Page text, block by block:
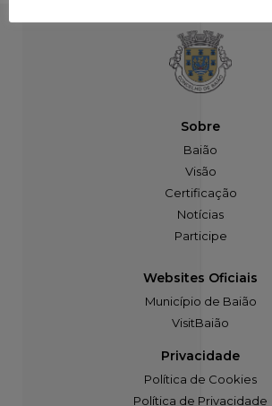
Sobre
Baião
Visão
Certificação
Notícias
Participe
Websites Oficiais
Município de Baião
VisitBaião
Privacidade
Política de Cookies
Política de Privacidade